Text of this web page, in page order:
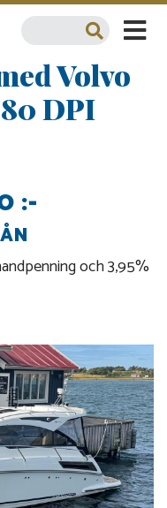
Volvo
DPI
:-
och 3,95%